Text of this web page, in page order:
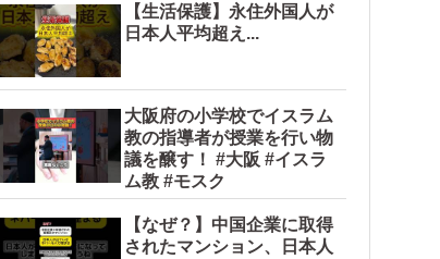
【生活保護】永住外国人が
日本人平均超え...
大阪府の小学校でイスラム
教の指導者が授業を行い物
議を醸す！ #大阪 #イスラ
ム教 #モスク
【なぜ？】中国企業に取得
されたマンション、日本人